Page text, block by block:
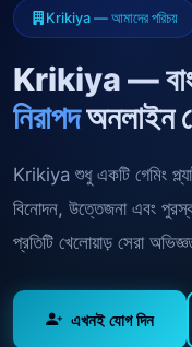
Krikiya — আমাদের পরিচয়
Krikiya —
নিরাপদঅনলাইন
Krikiya শুধু একটি গেমিং
বিনোদন, উত্তেজনা এবং
প্রতিটি খেলোয়াড় সেরা
এখনই যোগ দিন